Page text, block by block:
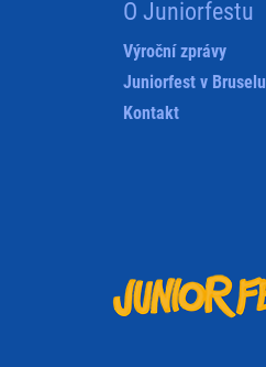
O Juniorfestu
Výroční zprávy
Juniorfest v Bruselu
Kontakt